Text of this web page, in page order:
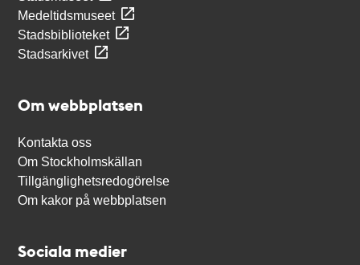
Medeltidsmuseet
Stadsbiblioteket
Stadsarkivet
Om webbplatsen
Kontakta oss
Om Stockholmskällan
Tillgänglighetsredogörelse
Om kakor på webbplatsen
Sociala medier